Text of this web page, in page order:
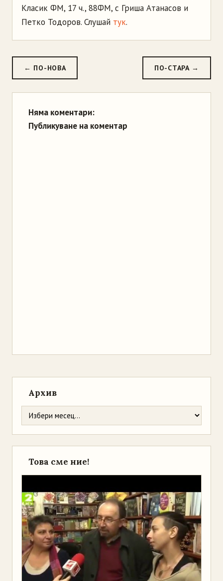
Класик ФМ, 17 ч., 88ФМ, с Гриша Атанасов и
Петко Тодоров. Слушай тук.
← ПО-НОВА ПО-СТАРА →
Няма коментари:
Публикуване на коментар
Архив
Това сме ние!